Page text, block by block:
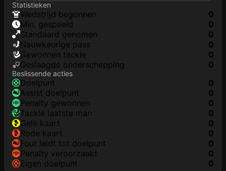
Statistieken
wedstrijd begonnen
0
min. gespeeld
0
Standaard genomen
0
nauwkeurige pass
0
gewonnen tackle
0
geslaagde onderschepping
0
Beslissende acties
doelpunt
0
assist doelpunt
0
penalty gewonnen
0
tackle laatste man
0
gele kaart
0
rode kaart
0
fout leidt tot doelpunt
0
penalty veroorzaakt
0
eigen doelpunt
0